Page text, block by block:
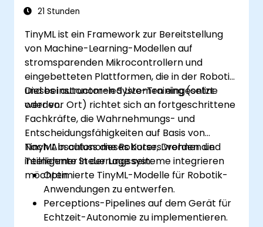
21 Stunden
TinyML ist ein Framework zur Bereitstellung
von Machine-Learning-Modellen auf
stromsparenden Mikrocontrollern und
eingebetteten Plattformen, die in der Robotik
und bei autonomen Systemen eingesetzt
werden.
Dieses instructor-led Live-Training (online
oder vor Ort) richtet sich an fortgeschrittene
Fachkräfte, die Wahrnehmungs- und
Entscheidungsfähigkeiten auf Basis von
TinyML in autonome Roboter, Drohnen und
intelligente Steuerungssysteme integrieren
möchten.
Nach Abschluss dieses Kurses werden die
Teilnehmer in der Lage sein:
Optimierte TinyML-Modelle für Robotik-
Anwendungen zu entwerfen.
Perceptions-Pipelines auf dem Gerät für
Echtzeit-Autonomie zu implementieren.